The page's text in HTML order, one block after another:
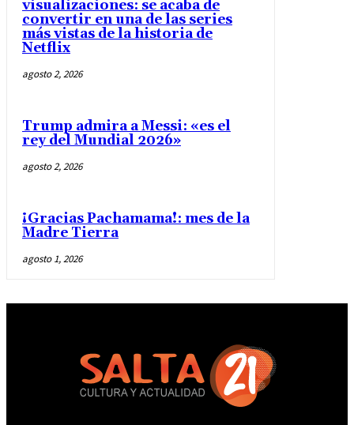
visualizaciones: se acaba de
convertir en una de las series
más vistas de la historia de
Netflix
agosto 2, 2026
Trump admira a Messi: «es el
rey del Mundial 2026»
agosto 2, 2026
¡Gracias Pachamama!: mes de la
Madre Tierra
agosto 1, 2026